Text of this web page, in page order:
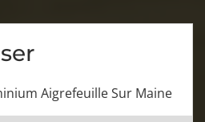
Aigrefeuille Sur Maine